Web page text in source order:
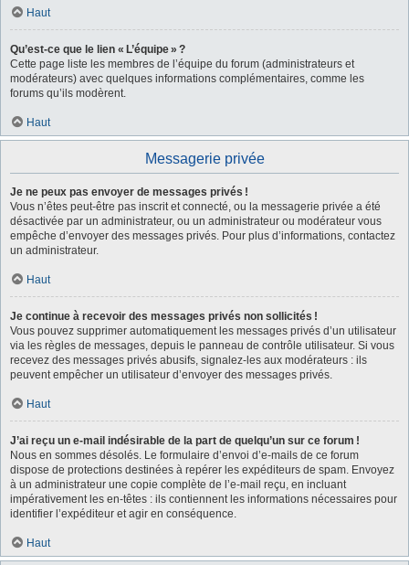
Haut
Qu’est-ce que le lien « L’équipe » ?
Cette page liste les membres de l’équipe du forum (administrateurs et
modérateurs) avec quelques informations complémentaires, comme les
forums qu’ils modèrent.
Haut
Messagerie privée
Je ne peux pas envoyer de messages privés !
Vous n’êtes peut-être pas inscrit et connecté, ou la messagerie privée a été
désactivée par un administrateur, ou un administrateur ou modérateur vous
empêche d’envoyer des messages privés. Pour plus d’informations, contactez
un administrateur.
Haut
Je continue à recevoir des messages privés non sollicités !
Vous pouvez supprimer automatiquement les messages privés d’un utilisateur
via les règles de messages, depuis le panneau de contrôle utilisateur. Si vous
recevez des messages privés abusifs, signalez-les aux modérateurs : ils
peuvent empêcher un utilisateur d’envoyer des messages privés.
Haut
J’ai reçu un e-mail indésirable de la part de quelqu’un sur ce forum !
Nous en sommes désolés. Le formulaire d’envoi d’e-mails de ce forum
dispose de protections destinées à repérer les expéditeurs de spam. Envoyez
à un administrateur une copie complète de l’e-mail reçu, en incluant
impérativement les en-têtes : ils contiennent les informations nécessaires pour
identifier l’expéditeur et agir en conséquence.
Haut